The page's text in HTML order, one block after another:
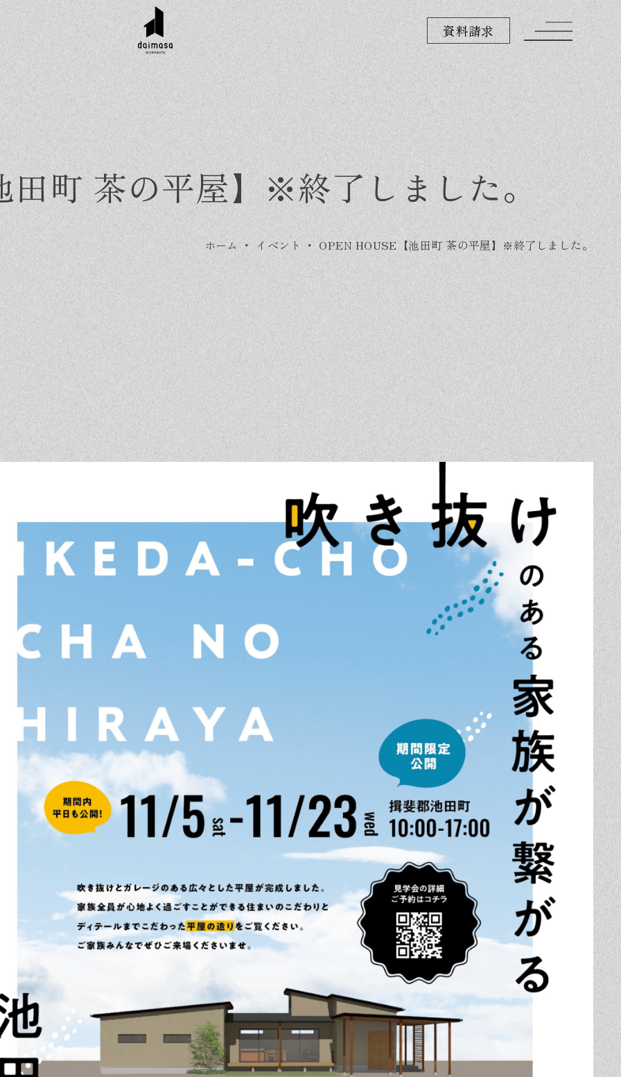
資料請求
田町 茶の平屋】※終了しました。
ホーム・イベント ・OPEN HOUSE【池田町 茶の平屋】※終了しました。
customer
実績
イル集
ントを探す
に相談会
ある質問
様の声
辞典
Topics
お知らせ
イベント
Company
会社概要
スタッフ紹介
採用情報
Contact
資料請求
お問い合わせ
Event Contact